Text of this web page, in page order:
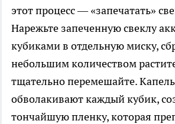
этот процесс — «запечатать»
Нарежьте запеченную свеклу
кубиками в отдельную миску,
небольшим количеством
тщательно перемешайте.
обволакивают каждый кубик,
тончайшую пленку, которая